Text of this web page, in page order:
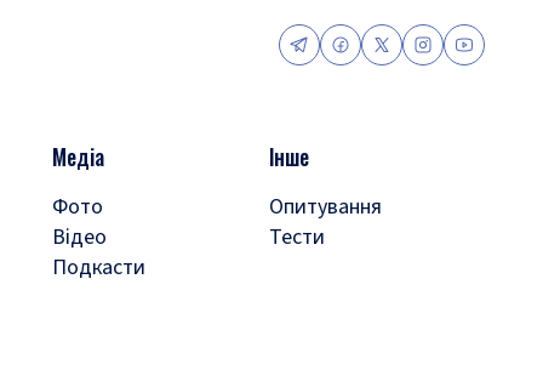
Медіа
Фото
Відео
Подкасти
Інше
Опитування
Тести